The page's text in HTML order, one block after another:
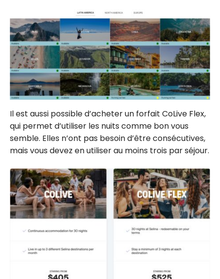
Il est aussi possible d’acheter un forfait CoLive Flex,
qui permet d’utiliser les nuits comme bon vous
semble. Elles n’ont pas besoin d’être consécutives,
mais vous devez en utiliser au moins trois par séjour.